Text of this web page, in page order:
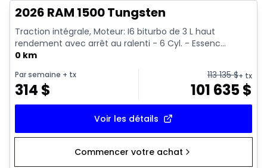
2026 RAM 1500 Tungsten
Traction intégrale, Moteur: I6 biturbo de 3 L haut
rendement avec arrêt au ralenti - 6 Cyl. - Essenc...
0 km
Par semaine + tx
314 $
113 135$+ tx
101 635$
Voir les détails
Commencer votre achat